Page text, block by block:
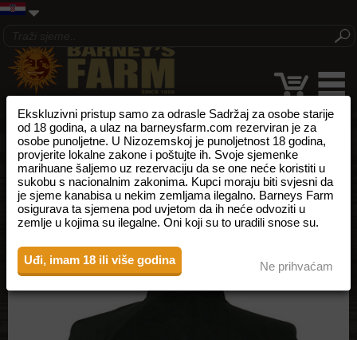
Ekskluzivni pristup samo za odrasle Sadržaj za osobe starije
od 18 godina, a ulaz na barneysfarm.com rezerviran je za
osobe punoljetne. U Nizozemskoj je punoljetnost 18 godina,
provjerite lokalne zakone i poštujte ih. Svoje sjemenke
marihuane šaljemo uz rezervaciju da se one neće koristiti u
sukobu s nacionalnim zakonima. Kupci moraju biti svjesni da
je sjeme kanabisa u nekim zemljama ilegalno. Barneys Farm
osigurava ta sjemena pod uvjetom da ih neće odvoziti u
zemlje u kojima su ilegalne. Oni koji su to uradili snose su.
Uđi, imam 18 ili više godina Ne prihvaćam